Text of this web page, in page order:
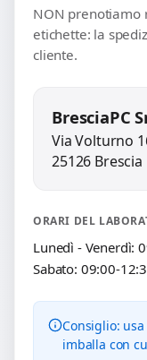
NON prenotiamo
etichette: la
cliente.
BresciaPC
Via Volturno
25126 Brescia
ORARI DEL
Lunedì - Venerdì:
Sabato: 09:00-
Consiglio:
imballa con